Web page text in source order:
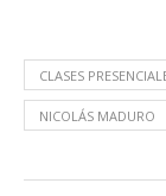
(Se
abre
en
una
ventana
nueva)
(Se
abre
en
una
ventana
nueva)
CLASES
NICOLÁS MADURO